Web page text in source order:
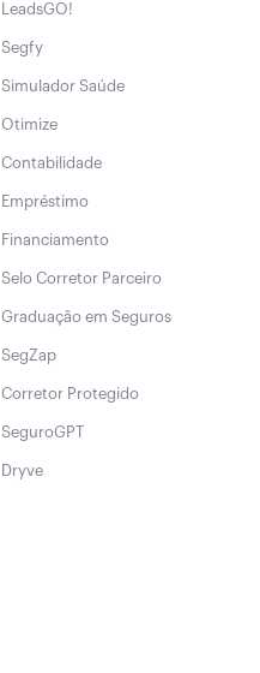
LeadsGO!
Segfy
Simulador Saúde
Otimize
Contabilidade
Empréstimo
Financiamento
Selo Corretor Parceiro
Graduação em Seguros
SegZap
Corretor Protegido
SeguroGPT
Dryve